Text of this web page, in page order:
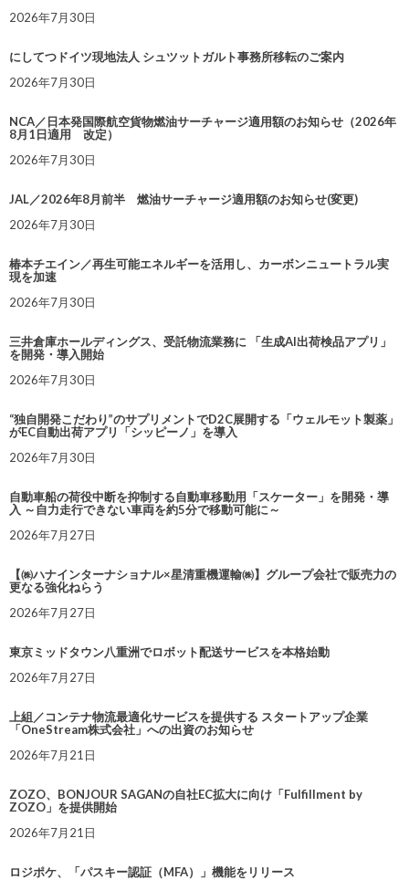
2026年7月30日
にしてつドイツ現地法人 シュツットガルト事務所移転のご案内
2026年7月30日
NCA／日本発国際航空貨物燃油サーチャージ適用額のお知らせ（2026年
8月1日適用 改定）
2026年7月30日
JAL／2026年8月前半 燃油サーチャージ適用額のお知らせ(変更)
2026年7月30日
椿本チエイン／再生可能エネルギーを活用し、カーボンニュートラル実
現を加速
2026年7月30日
三井倉庫ホールディングス、受託物流業務に 「生成AI出荷検品アプリ」
を開発・導入開始
2026年7月30日
“独自開発こだわり”のサプリメントでD2C展開する「ウェルモット製薬」
がEC自動出荷アプリ「シッピーノ」を導入
2026年7月30日
自動車船の荷役中断を抑制する自動車移動用「スケーター」を開発・導
入 ～自力走行できない車両を約5分で移動可能に～
2026年7月27日
【㈱ハナインターナショナル×星清重機運輸㈱】グループ会社で販売力の
更なる強化ねらう
2026年7月27日
東京ミッドタウン八重洲でロボット配送サービスを本格始動
2026年7月27日
上組／コンテナ物流最適化サービスを提供する スタートアップ企業
「OneStream株式会社」への出資のお知らせ
2026年7月21日
ZOZO、BONJOUR SAGANの自社EC拡大に向け「Fulfillment by
ZOZO」を提供開始
2026年7月21日
ロジポケ、「パスキー認証（MFA）」機能をリリース